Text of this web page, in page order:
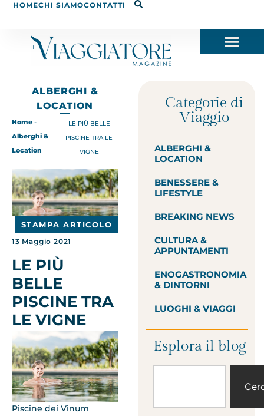
HOMECHI SIAMOCONTATTI
ALBERGHI &
LOCATION
Home -
Alberghi &
Location
LE PIÙ BELLE
PISCINE TRA LE
VIGNE
STAMPA ARTICOLO
13 Maggio 2021
LE PIÙ
BELLE
PISCINE TRA
LE VIGNE
Piscine dei Vinum
Categorie di
Viaggio
ALBERGHI &
LOCATION
BENESSERE &
LIFESTYLE
BREAKING NEWS
CULTURA &
APPUNTAMENTI
ENOGASTRONOMIA
& DINTORNI
LUOGHI & VIAGGI
Esplora il blog